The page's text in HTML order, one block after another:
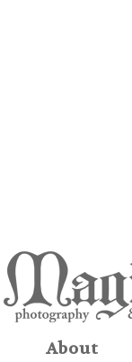
About